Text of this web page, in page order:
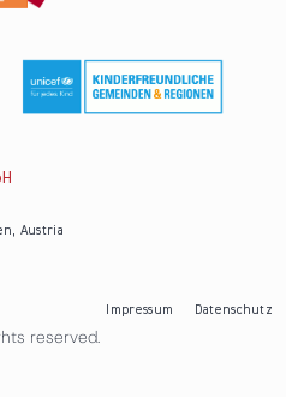
Austria
Impressum
Datenschutz
reserved.